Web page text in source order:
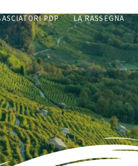
PDP LA RASSEGNA